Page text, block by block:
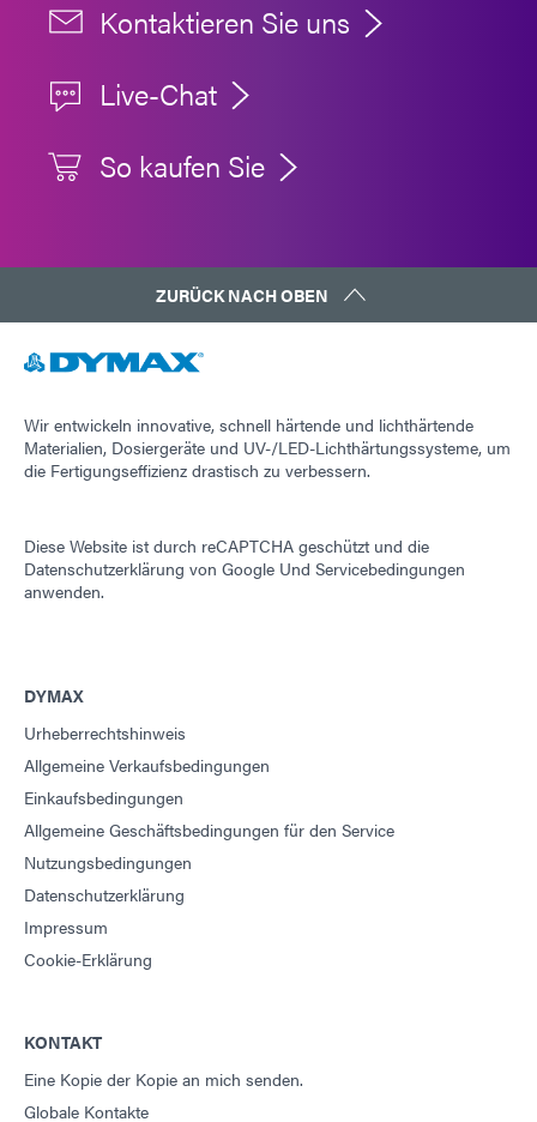
Kontaktieren Sie uns
Live-Chat
So kaufen Sie
ZURÜCK NACH OBEN
Wir entwickeln innovative, schnell härtende und lichthärtende
Materialien, Dosiergeräte und UV-/LED-Lichthärtungssysteme, um
die Fertigungseffizienz drastisch zu verbessern.
Diese Website ist durch reCAPTCHA geschützt und die
Datenschutzerklärung von Google Und Servicebedingungen
anwenden.
DYMAX
Urheberrechtshinweis
Allgemeine Verkaufsbedingungen
Einkaufsbedingungen
Allgemeine Geschäftsbedingungen für den Service
Nutzungsbedingungen
Datenschutzerklärung
Impressum
Cookie-Erklärung
KONTAKT
Eine Kopie der Kopie an mich senden.
Globale Kontakte